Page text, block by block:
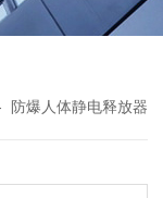
防爆人体静电释放器